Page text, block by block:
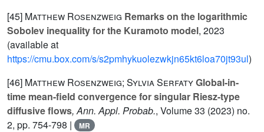
[45] Matthew Rosenzweig Remarks on the logarithmic
Sobolev inequality for the Kuramoto model, 2023
(available at
https://cmu.box.com/s/s2pmhykuolezwkjn65kt6loa70jt93ul)
[46] Matthew Rosenzweig; Sylvia SerfatyGlobal-in-
time mean-field convergence for singular Riesz-type
diffusive flows, Ann. Appl. Probab., Volume 33 (2023) no.
2, pp. 754-798 |
MR